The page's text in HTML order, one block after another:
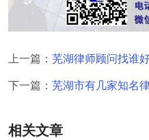
上一篇： 芜湖律师顾问找谁
下一篇： 芜湖市有几家知名
相关文章